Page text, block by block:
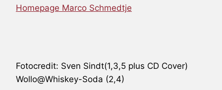
Homepage Marco Schmedtje
Fotocredit: Sven Sindt(1,3,5 plus CD Cover)
Wollo@Whiskey-Soda (2,4)